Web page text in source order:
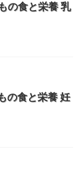
食と栄養 乳
食と栄養 妊